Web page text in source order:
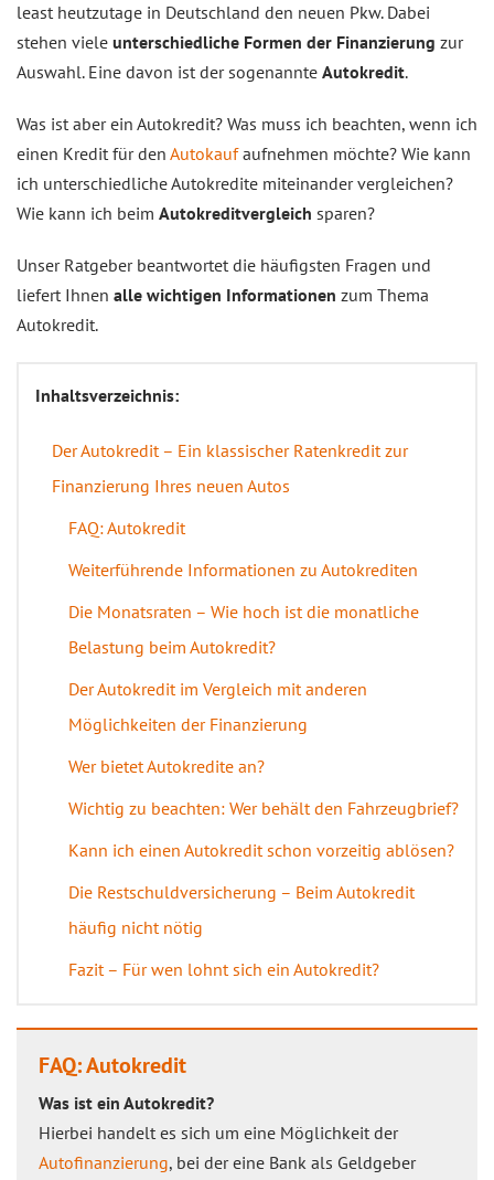
least heutzutage in Deutschland den neuen Pkw. Dabei
stehen viele unterschiedliche Formen der Finanzierung zur
Auswahl. Eine davon ist der sogenannte Autokredit.
Was ist aber ein Autokredit? Was muss ich beachten, wenn ich
einen Kredit für den Autokaufaufnehmen möchte? Wie kann
ich unterschiedliche Autokredite miteinander vergleichen?
Wie kann ich beim Autokreditvergleich sparen?
Unser Ratgeber beantwortet die häufigsten Fragen und
liefert Ihnen alle wichtigen Informationen zum Thema
Autokredit.
Inhaltsverzeichnis:
Der Autokredit – Ein klassischer Ratenkredit zur
Finanzierung Ihres neuen Autos
FAQ: Autokredit
Weiterführende Informationen zu Autokrediten
Die Monatsraten – Wie hoch ist die monatliche
Belastung beim Autokredit?
Der Autokredit im Vergleich mit anderen
Möglichkeiten der Finanzierung
Wer bietet Autokredite an?
Wichtig zu beachten: Wer behält den Fahrzeugbrief?
Kann ich einen Autokredit schon vorzeitig ablösen?
Die Restschuldversicherung – Beim Autokredit
häufig nicht nötig
Fazit – Für wen lohnt sich ein Autokredit?
FAQ: Autokredit
Was ist ein Autokredit?
Hierbei handelt es sich um eine Möglichkeit der
Autofinanzierung, bei der eine Bank als Geldgeber